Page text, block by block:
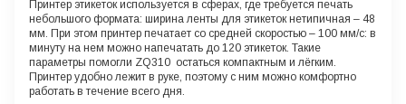
Принтер этикеток используется в сферах, где требуется печать
небольшого формата: ширина ленты для этикеток нетипичная – 48
мм. При этом принтер печатает со средней скоростью – 100 мм/с: в
минуту на нем можно напечатать до 120 этикеток. Такие
параметры помогли ZQ310 остаться компактным и лёгким.
Принтер удобно лежит в руке, поэтому с ним можно комфортно
работать в течение всего дня.